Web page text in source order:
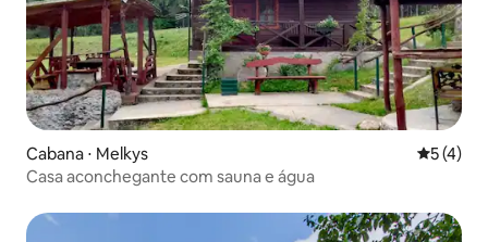
Cabana ⋅ Melkys 5 de
5 (4)
Casa aconchegante com sauna e água